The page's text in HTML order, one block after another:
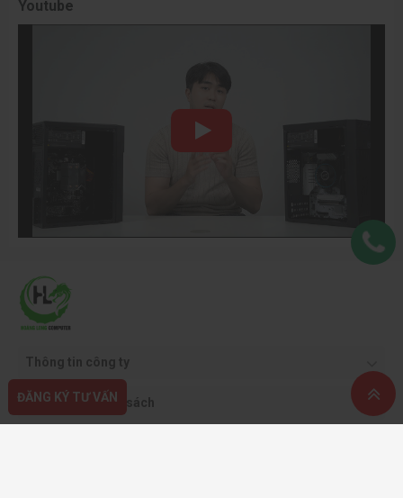
Youtube
Thông tin công ty
Quy định & chính sách
ĐĂNG KÝ TƯ VẤN